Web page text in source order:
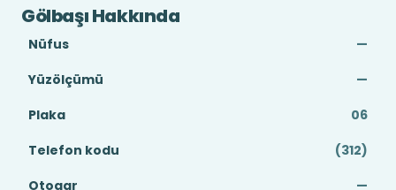
Gölbaşı Hakkında
Nüfus
—
Yüzölçümü
—
Plaka
06
Telefon kodu
(312)
Otogar
—